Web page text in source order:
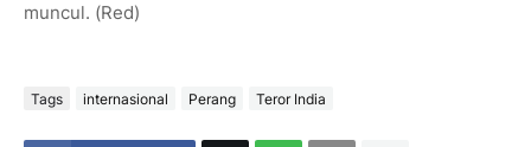
muncul. (Red)
Tags internasional Perang Teror India